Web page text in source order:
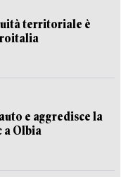
territoriale è
e aggredisce la
a Olbia